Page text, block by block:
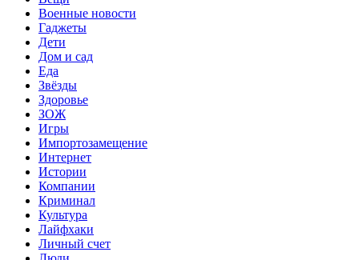
Военные новости
Гаджеты
Дети
Дом и сад
Еда
Звёзды
Здоровье
ЗОЖ
Игры
Импортозамещение
Интернет
Истории
Компании
Криминал
Культура
Лайфхаки
Личный счет